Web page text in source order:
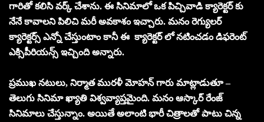
గారితో కలిసి వర్క్ చేశాను. ఈ సినిమాలో ఒక పిచ్చివాడి క్యారెక్టర్ కు
నేనే కావాలని పిలిచి మరీ అవకాశం ఇచ్చారు. మనం రెగ్యులర్
క్యారెక్టర్స్ ఎన్నో చేస్తుంటాం కానీ ఈ క్యారెక్టర్ లో నటించడం డిఫరెంట్
ఎక్సిపీరియన్స్ ఇచ్చింది అన్నారు.
ప్ర‌ముఖ న‌టులు, నిర్మాత‌ మురళీ మోహన్ గారు మాట్లాడుతూ –
తెలుగు సినిమా ఖ్యాతి విశ్వవ్యాప్తమైంది. మనం ఆస్కార్ రేంజ్
సినిమాలు చేస్తున్నాం. అయితే అలాంటి భారీ చిత్రాలతో పాటు చిన్న